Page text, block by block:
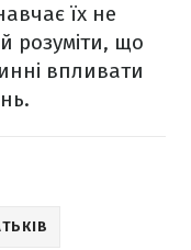
їх не
розуміти, що
впливати